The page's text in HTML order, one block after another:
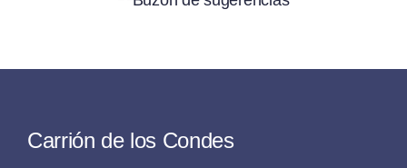
Carrión de los Condes